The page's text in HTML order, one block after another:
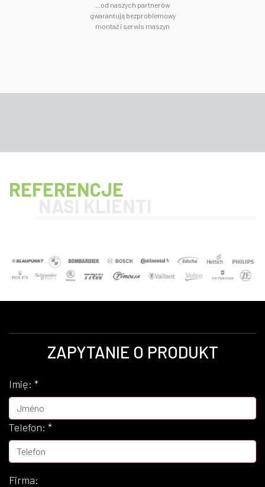
...od naszych partnerów
gwarantują bezproblemowy
montaż i serwis maszyn
REFERENCJE
ZAPYTANIE O PRODUKT
Imię: *
Telefon: *
Firma: